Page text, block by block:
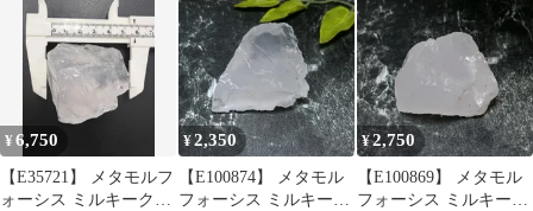
ーン 天然石 鉱物 原石
ーン 天然石 鉱物 原石
¥6,750
【E35721】 メタモルフ
ォーシス ミルキークォ
¥2,350
【E100874】 メタモル
フォーシス ミルキーク
¥2,750
【E100869】 メタモル
フォーシス ミルキーク